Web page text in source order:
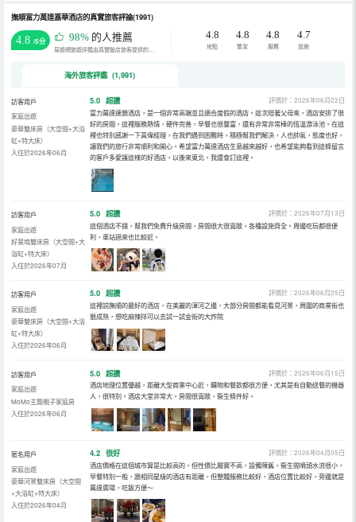
撫順富力萬達嘉華酒店的真實旅客評論(1991)
4.8 /5分 98% 的人推薦
易遊網旅遊評鑑由真實飯店旅客提供的評鑑。
4.8
地點
4.8
整潔
4.8
服務
4.7
設施
海外旅客評鑑 (1,991)
訪客用戶
家庭出遊
豪華雙床房（大空間+大浴
缸+特大床）
入住於2026年06月
5.0 超讚
評價於：2026年06月22日
富力萬達連鎖酒店，是一個非常高端並且適合度假的酒店。這次陪著父母來，酒店安排了很
好的房間，這裡服務熱情，硬件完善，早餐也很豐富，還有非常非常棒的恆溫游泳池。在這
裡也特別感謝一下黃偉經理，在我們遇到困難時，積極幫我們解決，人也帥氣，態度也好，
讓我們的旅行非常順利和開心。希望富力萬達酒店生意越來越好，也希望能夠看到這條留言
的客戶多愛護這樣的好酒店，以後來東北，我還會訂這裡。
訪客用戶
家庭出遊
好萊塢雙床房（大空間+大
浴缸+特大床）
入住於2026年07月
5.0 超讚
評價於：2026年07月13日
這個酒店不錯，幫我們免費升級房間，房間很大很寬敞，各種設施齊全。周邊吃玩都很便
利，車站過來也比較近。
訪客用戶
家庭出遊
豪華雙床房（大空間+大浴
缸+特大床）
入住於2026年06月
5.0 超讚
評價於：2026年06月25日
這裡説撫順的最好的酒店，在美麗的渾河之邊，大部分房間都能看見河景，周圍的商業街也
狠成熟，想吃麻辣拌可以去試一試金街的大炸院
訪客用戶
家庭出遊
MoMo主題親子家庭房
入住於2026年06月
5.0 超讚
評價於：2026年06月15日
酒店地理位置優越，距離大型商業中心近，購物和餐飲都很方便，尤其是有自動送餐的機器
人，很特別。酒店大堂非常大。房間很寬敞，衞生條件好。
匿名用戶
家庭出遊
豪華河景雙床房（大空間
+大浴缸+特大床）
入住於2026年04月
4.2 很好
評價於：2026年04月05日
酒店價格在這個城市算是比較高的，但性價比屬實不高，設備陳舊，衞生間噴頭水流很小，
早餐特別一般，跟相同星級的酒店有距離，但整體服務比較好，酒店位置比較好，旁邊就是
萬達廣場，吃飯方便～